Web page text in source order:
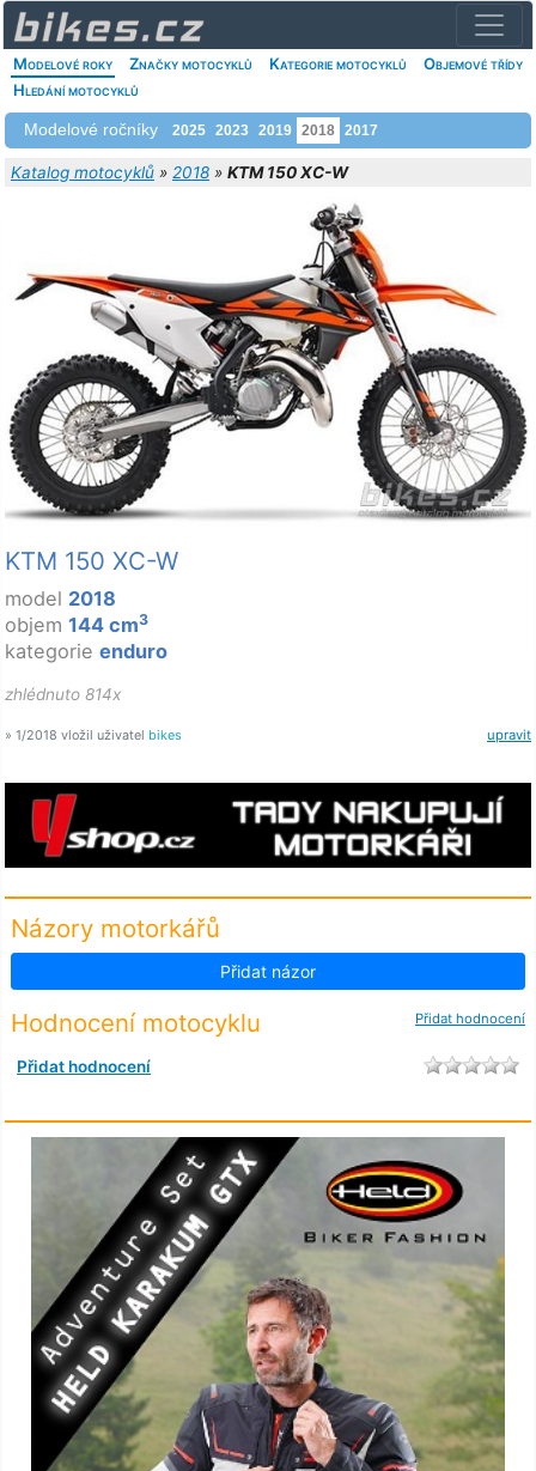
Modelové roky Značky motocyklů Kategorie motocyklů
Objemové třídy
Hledání motocyklů
Modelové ročníky 2025 2023 2019 2018 2017
Katalog motocyklů » 2018 » KTM 150 XC-W
KTM 150 XC-W
model 2018
objem 144 cm3
kategorie enduro
zhlédnuto 814x
upravit
» 1/2018 vložil uživatel bikes
Názory motorkářů
Přidat názor
Přidat hodnocení
Hodnocení motocyklu
Přidat hodnocení